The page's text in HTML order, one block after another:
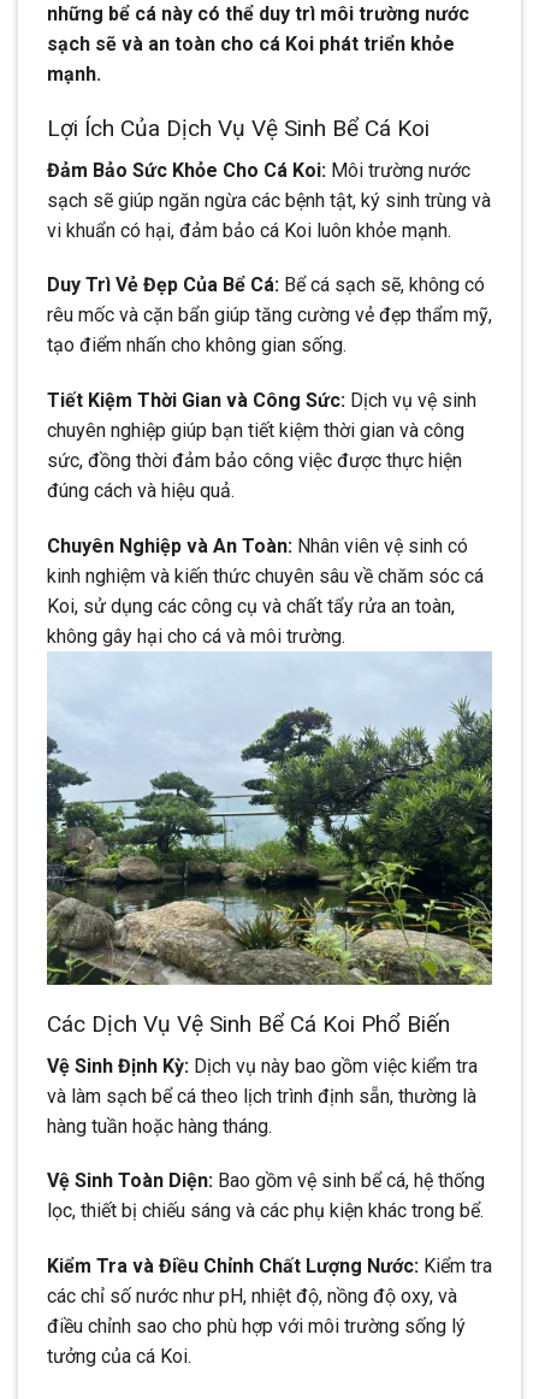
những bể cá này có thể duy trì môi trường nước
sạch sẽ và an toàn cho cá Koi phát triển khỏe
mạnh.
Lợi Ích Của Dịch Vụ Vệ Sinh Bể Cá Koi
Đảm Bảo Sức Khỏe Cho Cá Koi: Môi trường nước
sạch sẽ giúp ngăn ngừa các bệnh tật, ký sinh trùng và
vi khuẩn có hại, đảm bảo cá Koi luôn khỏe mạnh.
Duy Trì Vẻ Đẹp Của Bể Cá: Bể cá sạch sẽ, không có
rêu mốc và cặn bẩn giúp tăng cường vẻ đẹp thẩm mỹ,
tạo điểm nhấn cho không gian sống.
Tiết Kiệm Thời Gian và Công Sức: Dịch vụ vệ sinh
chuyên nghiệp giúp bạn tiết kiệm thời gian và công
sức, đồng thời đảm bảo công việc được thực hiện
đúng cách và hiệu quả.
Chuyên Nghiệp và An Toàn: Nhân viên vệ sinh có
kinh nghiệm và kiến thức chuyên sâu về chăm sóc cá
Koi, sử dụng các công cụ và chất tẩy rửa an toàn,
không gây hại cho cá và môi trường.
Các Dịch Vụ Vệ Sinh Bể Cá Koi Phổ Biến
Vệ Sinh Định Kỳ: Dịch vụ này bao gồm việc kiểm tra
và làm sạch bể cá theo lịch trình định sẵn, thường là
hàng tuần hoặc hàng tháng.
Vệ Sinh Toàn Diện: Bao gồm vệ sinh bể cá, hệ thống
lọc, thiết bị chiếu sáng và các phụ kiện khác trong bể.
Kiểm Tra và Điều Chỉnh Chất Lượng Nước: Kiểm tra
các chỉ số nước như pH, nhiệt độ, nồng độ oxy, và
điều chỉnh sao cho phù hợp với môi trường sống lý
tưởng của cá Koi.